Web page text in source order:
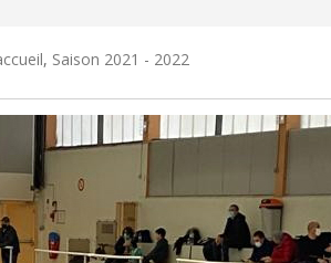
, Saison 2021 - 2022